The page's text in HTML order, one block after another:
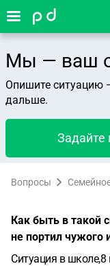
Мы — ваш
Опишите ситуацию
дальше.
Задайте
Вопросы
Как быть в такой
не портил чужого
Ситуация в школе,8